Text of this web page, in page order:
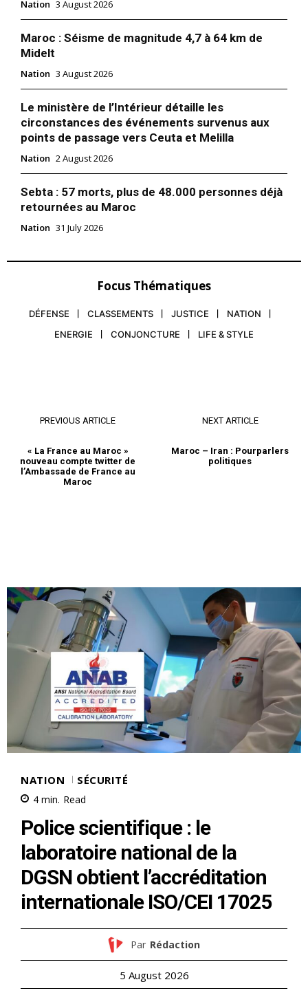
Nation 3 August 2026
Maroc : Séisme de magnitude 4,7 à 64 km de
Midelt
Nation 3 August 2026
Le ministère de l’Intérieur détaille les
circonstances des événements survenus aux
points de passage vers Ceuta et Melilla
Nation 2 August 2026
Sebta : 57 morts, plus de 48.000 personnes déjà
retournées au Maroc
Nation 31 July 2026
Focus Thématiques
DÉFENSE CLASSEMENTS JUSTICE
NATION
ENERGIE
CONJONCTURE LIFE & STYLE
PREVIOUS ARTICLE
« La France au Maroc »
nouveau compte twitter de
l’Ambassade de France au
Maroc
NEXT ARTICLE
Maroc – Iran : Pourparlers
politiques